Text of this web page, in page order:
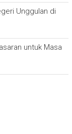
Unggulan di
untuk Masa